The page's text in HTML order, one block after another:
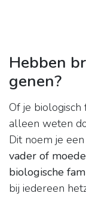
Hebben
genen?
Of je biologisch
alleen weten
Dit noem je
vader of
biologische
bij iedereen